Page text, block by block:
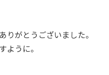
りがとうございました。
ように。